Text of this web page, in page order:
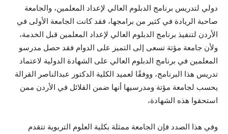
دولي لتدريس برنامج الدبلوم العالي لإعداد المعلمين، والجامعة
صاحبة الريادة في كثير من برامجها، فقد كانت الجامعة الأولى في
الأردن لتنفيذ برنامج الدبلوم العالي لإعداد المعلمين قبل الخدمة،
ولأن جامعة مؤتة تسعى إلى التميز على الدوام فقد حصل مدرسو
المعلمين في برنامج الدبلوم العالي على الشهادة الدولية لاعتماد
تدريس هذا البرنامج، ووفقًا لعميد الكلية الدكتور عبدالناصر القرالة
يحسب لجامعة مؤتة ومدرسيها أنها ضمن القلائل في الأردن ممن
استحقوا هذه الشهادة،
وفي هذا الصدد فإن الجامعة ممثلة بكلية العلوم التربوية تتقدم